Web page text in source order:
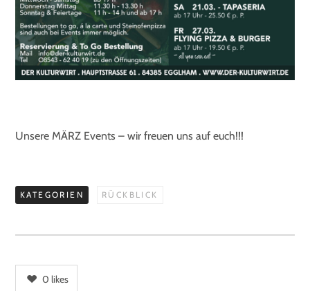
Unsere MÄRZ Events – wir freuen uns auf euch!!!
KATEGORIEN RÜCKBLICK
0 likes